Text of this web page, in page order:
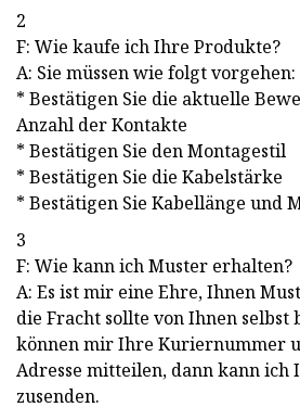
2
F: Wie kaufe ich Ihre Produkte?
A: Sie müssen wie folgt vorgehen:
* Bestätigen Sie die aktuelle
Anzahl der Kontakte
* Bestätigen Sie den Montagestil
* Bestätigen Sie die Kabelstärke
* Bestätigen Sie Kabellänge und
3
F: Wie kann ich Muster erhalten?
A: Es ist mir eine Ehre, Ihnen
die Fracht sollte von Ihnen selbst
können mir Ihre Kuriernummer
Adresse mitteilen, dann kann ich
zusenden.